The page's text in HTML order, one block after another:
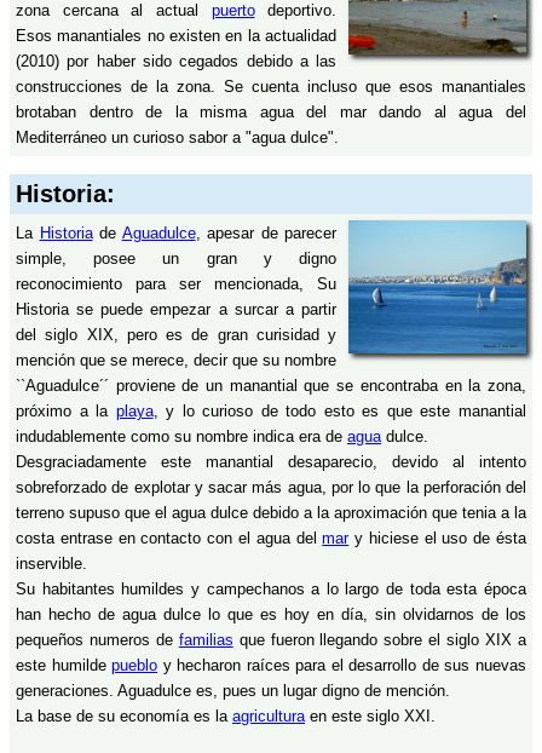
zona cercana al actual puertodeportivo.
Esos manantiales no existen en la actualidad
(2010) por haber sido cegados debido a las
construcciones de la zona. Se cuenta incluso que esos manantiales
brotaban dentro de la misma agua del mar dando al agua del
Mediterráneo un curioso sabor a "agua dulce".
Historia:
La Historiade Aguadulce, apesar de parecer
simple, posee un gran y digno
reconocimiento para ser mencionada, Su
Historia se puede empezar a surcar a partir
del siglo XIX, pero es de gran curisidad y
mención que se merece, decir que su nombre
``Aguadulce´´ proviene de un manantial que se encontraba en la zona,
próximo a la playa, y lo curioso de todo esto es que este manantial
indudablemente como su nombre indica era de aguadulce.
Desgraciadamente este manantial desaparecio, devido al intento
sobreforzado de explotar y sacar más agua, por lo que la perforación del
terreno supuso que el agua dulce debido a la aproximación que tenia a la
costa entrase en contacto con el agua delmary hiciese el uso de ésta
inservible.
Su habitantes humildes y campechanos a lo largo de toda esta época
han hecho de agua dulce lo que es hoy en día, sin olvidarnos de los
pequeños numeros de familias que fueron llegando sobre el siglo XIX a
este humildepueblo y hecharon raíces para el desarrollo de sus nuevas
generaciones. Aguadulce es, pues un lugar digno de mención.
La base de su economía es la agriculturaen este siglo XXI.